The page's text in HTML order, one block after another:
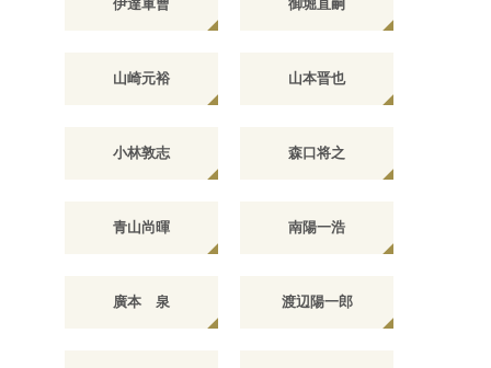
伊達軍曹 御堀直嗣
山崎元裕 山本晋也
小林敦志 森口将之
青山尚暉 南陽一浩
廣本 泉 渡辺陽一郎